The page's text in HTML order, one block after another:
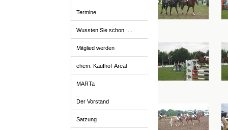
Termine
Wussten Sie schon, …
Mitglied werden
ehem. Kaufhof-Areal
MARTa
Der Vorstand
Satzung